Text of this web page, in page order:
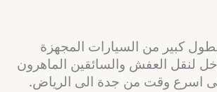
كبير من السيارات المجهزة
لنقل العفش والسائقين الماهرون
اسرع وقت من جدة الى الرياض.